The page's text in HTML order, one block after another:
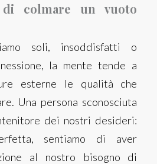
colmare un vuoto
soli, insoddisfatti o
la mente tende a
esterne le qualità che
Una persona sconosciuta
dei nostri desideri:
sentiamo di aver
al nostro bisogno di